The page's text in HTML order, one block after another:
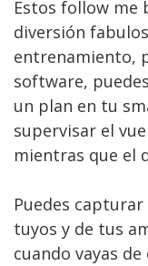
Estos follow me
diversión
entrenamiento,
software,
un plan en tu
supervisar el
mientras que el
Puedes
tuyos y de tus
cuando vayas